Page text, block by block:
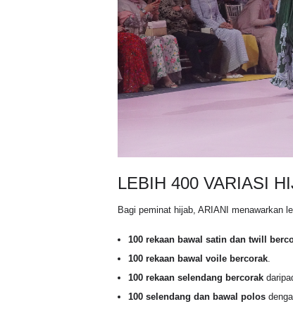
LEBIH 400 VARIASI
Bagi peminat hijab, ARIANI menawarkan
100 rekaan bawal satin dan twill
100 rekaan bawal voile bercorak.
100 rekaan selendang bercorak
100 selendang dan bawal polos